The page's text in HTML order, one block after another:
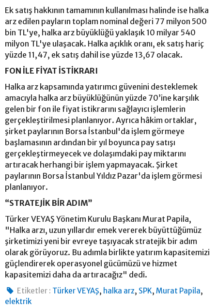
Ek satış hakkının tamamının kullanılması halinde ise halka
arz edilen payların toplam nominal değeri 77 milyon 500
bin TL'ye, halka arz büyüklüğü yaklaşık 10 milyar 540
milyon TL'ye ulaşacak. Halka açıklık oranı, ek satış hariç
yüzde 11,47, ek satış dahil ise yüzde 13,67 olacak.
FON İLE FİYAT İSTİKRARI
Halka arz kapsamında yatırımcı güvenini desteklemek
amacıyla halka arz büyüklüğünün yüzde 70’ine karşılık
gelen bir fon ile fiyat istikrarını sağlayıcı işlemlerin
gerçekleştirilmesi planlanıyor. Ayrıca hâkim ortaklar,
şirket paylarının Borsa İstanbul'da işlem görmeye
başlamasının ardından bir yıl boyunca pay satışı
gerçekleştirmeyecek ve dolaşımdaki pay miktarını
artıracak herhangi bir işlem yapmayacak. Şirket
paylarının Borsa İstanbul Yıldız Pazar'da işlem görmesi
planlanıyor.
“STRATEJİK BİR ADIM”
Türker VEYAŞ Yönetim Kurulu Başkanı Murat Papila,
"Halka arzı, uzun yıllardır emek vererek büyüttüğümüz
şirketimizi yeni bir evreye taşıyacak stratejik bir adım
olarak görüyoruz. Bu adımla birlikte yatırım kapasitemizi
güçlendirerek operasyonel gücümüzü ve hizmet
kapasitemizi daha da artıracağız" dedi.
Etiketler : Türker VEYAŞ, halka arz, SPK,Murat Papila,
elektrik